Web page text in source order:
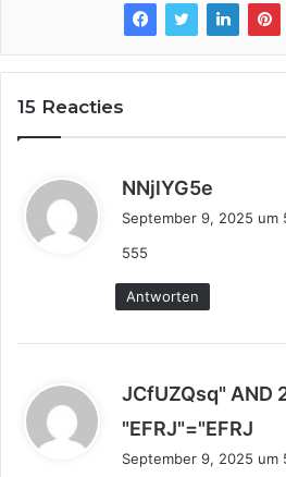
15 Reacties
NNjlYG5e
September 9, 2025 um
555
Antworten
JCfUZQsq"
"EFRJ"="EFRJ
September 9, 2025 um